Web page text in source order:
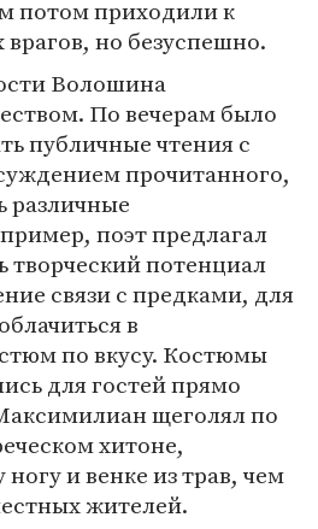
потом приходили к
врагов, но безуспешно.
Волошина
По вечерам было
публичные чтения с
прочитанного,
различные
поэт предлагал
творческий потенциал
связи с предками, для
в
по вкусу. Костюмы
для гостей прямо
щеголял по
хитоне,
и венке из трав, чем
жителей.